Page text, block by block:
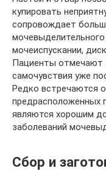
купировать
сопровождает
мочеиспускании,
Пациенты отмечают
самочувствия уже
Редко встречаются
предрасположенных
являются хорошим
заболеваний
Сбор и